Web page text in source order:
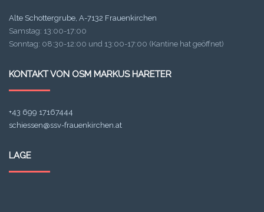
Alte Schottergrube, A-7132 Frauenkirchen
Samstag: 13:00-17:00
Sonntag: 08:30-12:00 und 13:00-17:00 (Kantine hat geöffnet)
KONTAKT VON OSM MARKUS HARETER
+43 699 17167444
schiessen@ssv-frauenkirchen.at
LAGE